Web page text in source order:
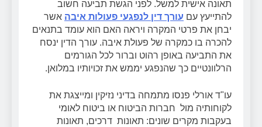
תאונה אישית למשל. לפני הגשת תביעה חשוב
להתייעץ עם עורך דין לנפגעי פעולות איבה אשר
יבחן את פרטי המקרה ויראה האם הוא עומד בתנאים
להכרה בו כמקרה של פעולת איבה. עורך הדין ינסח
את התביעה באופן רהוט וברור לכל הגורמים
הרלוונטיים כך שהנפגע יממש את זכויותיו במלואן.
עו"ד אורלי פנסו מתמחה בדיני נזיקין ומייצגת את
לקוחותיה מול חברות הביטוח או ביטוח לאומי
בעקבות מקרים שונים: תאונות דרכים, תאונות